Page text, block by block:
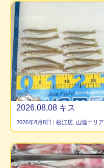
2026.08.08 キス
2026年8月8日 | 松江店 山陰エリア